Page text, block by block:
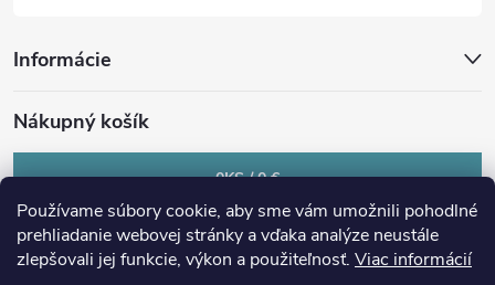
Používame súbory cookie, aby sme vám umožnili pohodlné
prehliadanie webovej stránky a vďaka analýze neustále
zlepšovali jej funkcie, výkon a použiteľnosť. Viac informácií
Informácie
Nákupný košík
0KS /0 €